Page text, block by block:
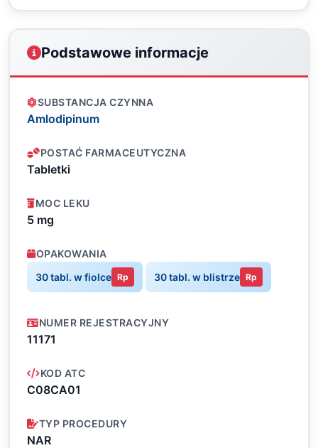
Podstawowe informacje
SUBSTANCJA CZYNNA
Amlodipinum
POSTAĆ FARMACEUTYCZNA
Tabletki
MOC LEKU
5 mg
OPAKOWANIA
30 tabl. w fiolce Rp 30 tabl. w blistrze Rp
NUMER REJESTRACYJNY
11171
KOD ATC
C08CA01
TYP PROCEDURY
NAR